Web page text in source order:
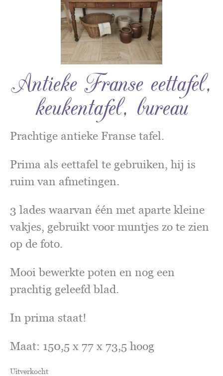
Antieke Franse eettafel,
keukentafel, bureau
Prachtige antieke Franse tafel.
Prima als eettafel te gebruiken, hij is
ruim van afmetingen.
3 lades waarvan één met aparte kleine
vakjes, gebruikt voor muntjes zo te zien
op de foto.
Mooi bewerkte poten en nog een
prachtig geleefd blad.
In prima staat!
Maat: 150,5 x 77 x 73,5 hoog
Uitverkocht